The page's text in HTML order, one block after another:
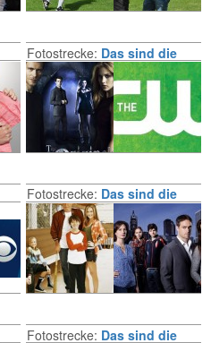
Fotostrecke: Das sind die
neuen CW-Serien 2013/2014
Fotostrecke: Das sind die
neuen ABC-Serien
2013/2014
Fotostrecke: Das sind die